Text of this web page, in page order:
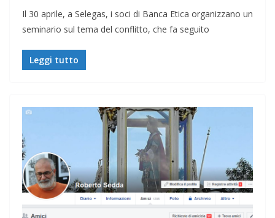
Il 30 aprile, a Selegas, i soci di Banca Etica organizzano un
seminario sul tema del conflitto, che fa seguito
Leggi tutto